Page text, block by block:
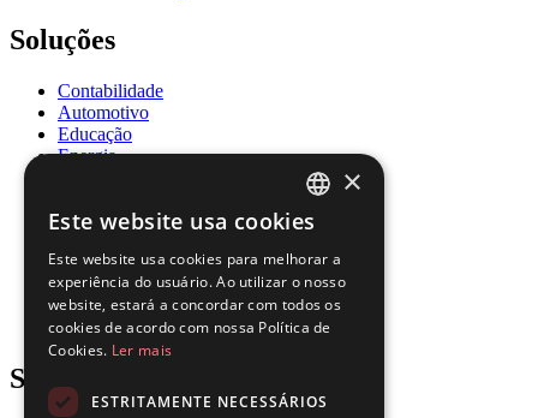
Soluções
Contabilidade
Automotivo
Educação
Energia
Recursos Humanos
Jurídico
Logística
Manufatura
Imobiliário
Support
ENGLISH
FRENCH
SPANISH
×
Este website usa cookies
Este website usa cookies para melhorar a
experiência do usuário. Ao utilizar o nosso
website, estará a concordar com todos os
cookies de acordo com nossa Política de
Cookies. Ler mais
ESTRITAMENTE NECESSÁRIOS